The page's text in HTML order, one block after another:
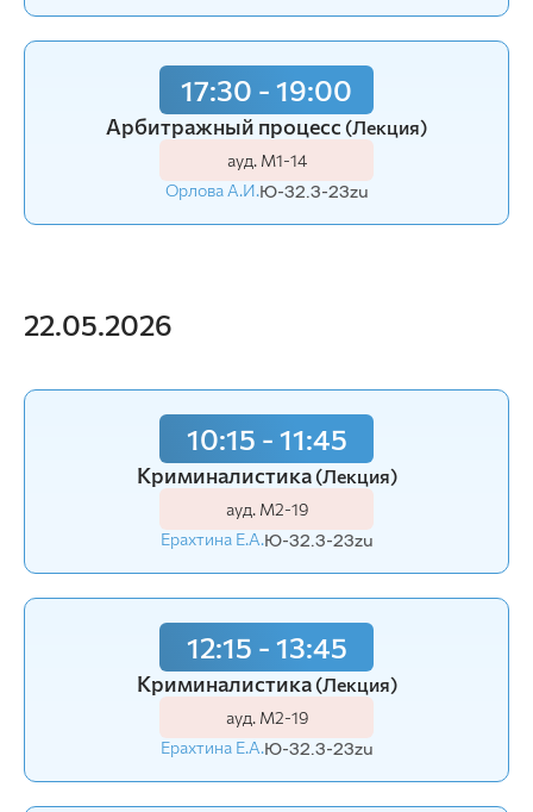
17:30 - 19:00
Арбитражный процесс (Лекция)
ауд. М1-14
Орлова А.И.Ю-32.3-23zu
22.05.2026
10:15 - 11:45
Криминалистика(Лекция)
ауд. М2-19
Ерахтина Е.А.Ю-32.3-23zu
12:15 - 13:45
Криминалистика(Лекция)
ауд. М2-19
Ерахтина Е.А.Ю-32.3-23zu